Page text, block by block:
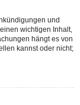
und
wichtigen Inhalt,
hängt es von
kannst oder nicht;